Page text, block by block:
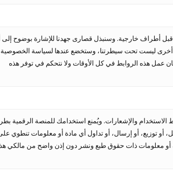
أطراف خارجية. وسنبذل قصارى جهدنا للإشارة بوضوح إلى
أخرى ليست تحت سيطرتنا، وستخضع عندها لسياسة الخصوصية
عمل هذه الروابط في كل الأوقات ولا نتحكم في توفر هذه
والإشعارات. ويُمنع استخدامك للمنصة الرقمية
أو توزيع، أو إرسال، أو تداول أي مادة أو معلومات تنطوي
أو معلومات ذات حقوق طبع ونشر دون إذن واضح من مالكي